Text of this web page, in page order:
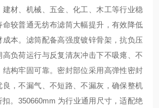
建材、机械、五金、化工、木工等行业稳
命较普通无纺布滤筒大幅提升，有效降低
成本。滤筒配备高强度镀锌骨架，抗负压
高负荷运行与反复清灰冲击下不吸瘪、不
结构牢固可靠。密封部位采用高弹性密封
良，不漏气、不短路、不漏灰，确保整机
扣。350660mm 为行业通用尺寸，适配绝